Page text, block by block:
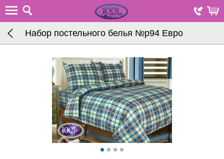
Набор постельного белья №р94 Евро